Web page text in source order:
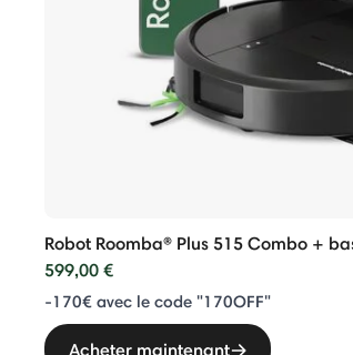
Robot Roomba® Plus 515 Combo +
599,00 €
-170€ avec le code "170OFF"
Acheter maintenant